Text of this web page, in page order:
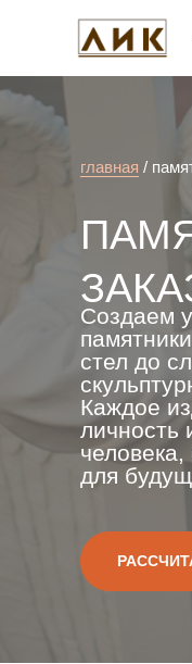
главная /
Создаем
стел до
Каждое
личность
для